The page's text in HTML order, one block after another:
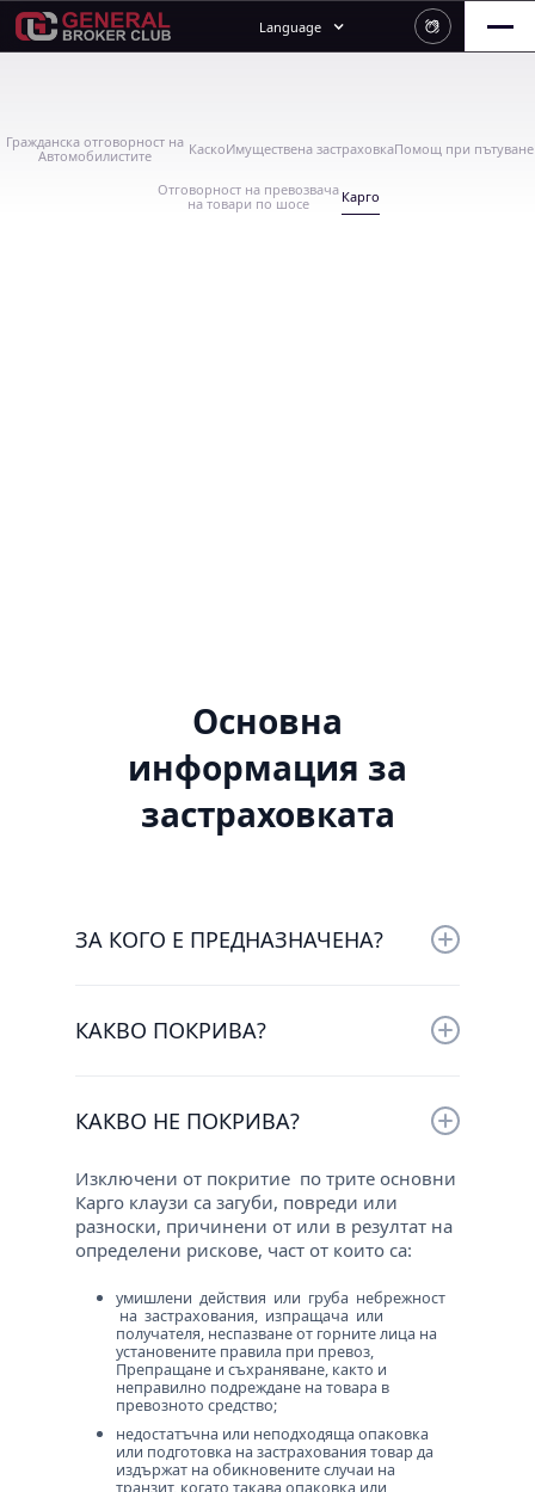
Language
Гражданска отговорност на
Автомобилистите
КаскоИмуществена застраховкаПомощ при пътуване
Отговорност на превозвача
на товари по шосе
Карго
Основна
информация за
застраховката
ЗА КОГО Е ПРЕДНАЗНАЧЕНА?
фирми, занимаващи се с внос, износ и
реекспорт, както и фирми, занимаващи се
КАКВО ПОКРИВА?
повреда настъпила вследствие на
застрахователно събитие, по време на
речен, ж.п. или комбиниран транспорт, на
всички видове товари.
Отговорността на застрахователя се може
да се разшири, върху транспортните
застрахователни премии, очакваната
печалба, мито и т.н.
Покритие за товарите по застраховка
„КАРГО“ е съгласно условията на
международните Институтски Карго
Клаузи (Institute Cargo Clauses)
Институтска карго клауза „А” (Institute Cargo
Clause „А”) – 1.1.09.
КАКВО НЕ ПОКРИВА?
Изключени от покритие по трите основни
Карго клаузи са загуби, повреди или
разноски, причинени от или в резултат на
определени рискове, част от които са:
умишлени действия или груба небрежност
на застрахования, изпращача или
получателя, неспазване от горните лица на
установените правила при превоз,
Препращане и съхраняване, както и
неправилно подреждане на товара в
превозното средство;
недостатъчна или неподходяща опаковка
или подготовка на застрахования товар да
издържат на обикновените случаи на
транзит, когато такава опаковка или